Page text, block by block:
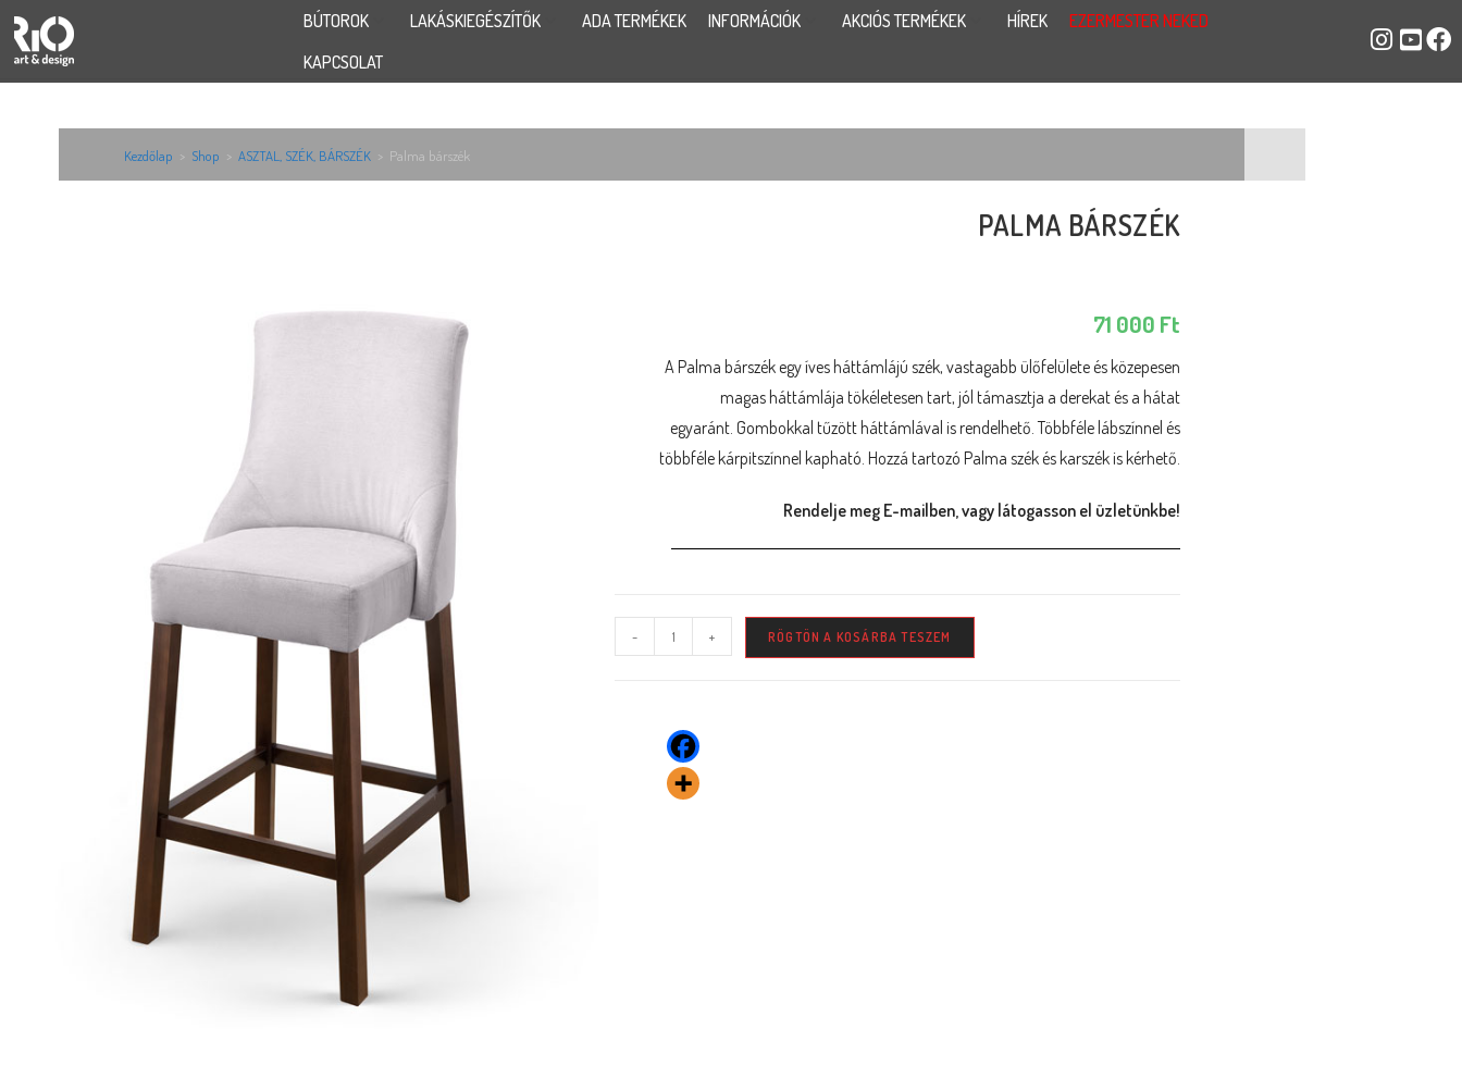
BÚTOROK LAKÁSKIEGÉSZÍTŐK ADA TERMÉKEK INFORMÁCIÓK AKCIÓS TERMÉKEK HÍREK
EZERMESTER NEKED
KAPCSOLAT
Kezdőlap > Shop > ASZTAL, SZÉK, BÁRSZÉK > Palma bárszék
PALMA BÁRSZÉK
71 000 Ft
A Palma bárszék egy íves háttámlájú szék, vastagabb ülőfelülete és közepesen
magas háttámlája tökéletesen tart, jól támasztja a derekat és a hátat
egyaránt. Gombokkal tűzött háttámlával is rendelhető. Többféle lábszínnel és
többféle kárpitszínnel kapható. Hozzá tartozó Palma szék és karszék is kérhető.
Rendelje meg E-mailben, vagy látogasson el üzletünkbe!
- + RÖGTÖN A KOSÁRBA TESZEM